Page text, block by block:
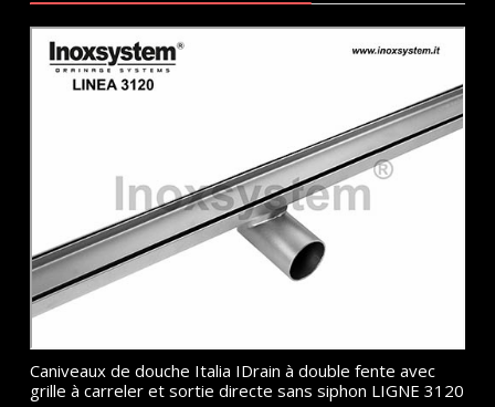
Caniveaux de douche Italia IDrain à double fente avec
grille à carreler et sortie directe sans siphon LIGNE 3120